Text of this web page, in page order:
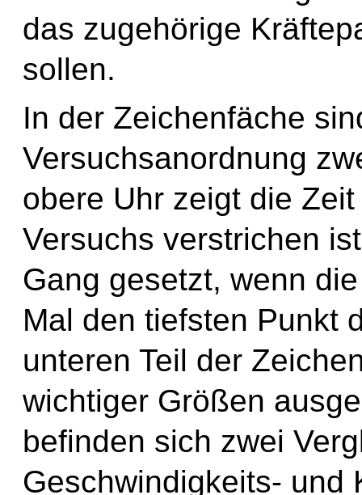
das zugehörige
sollen.
In der Zeichenfäche
Versuchsanordnung
obere Uhr zeigt die
Versuchs verstrichen
Gang gesetzt, wenn
Mal den tiefsten Punkt
unteren Teil der
wichtiger Größen
befinden sich zwei
Geschwindigkeits- und